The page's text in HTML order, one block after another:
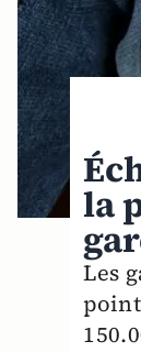
la
Les